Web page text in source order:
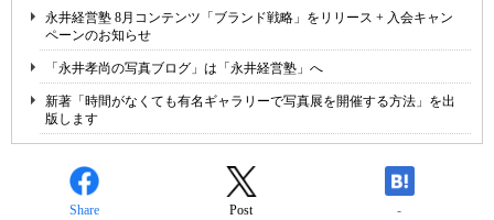
永井経営塾 8月コンテンツ「ブランド戦略」をリリース + 入会キャン
ペーンのお知らせ
「永井孝尚の写真ブログ」は「永井経営塾」へ
新著「時間がなくても有名ギャラリーで写真展を開催する方法」を出
版します
Share Post -